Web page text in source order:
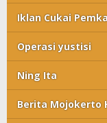
Iklan Cukai
Operasi yustisi
Ning Ita
Berita Mojokerto